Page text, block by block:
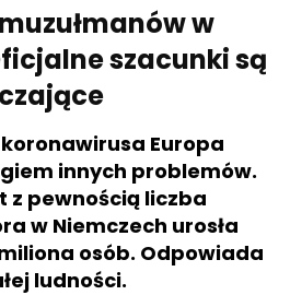
w
szacunki są
Europa
innych problemów.
z pewnością liczba
w Niemczech urosła
osób. Odpowiada
ludności.